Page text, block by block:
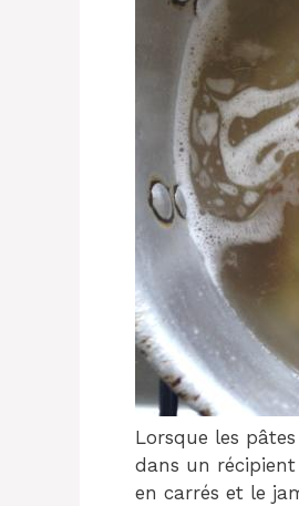
Lorsque les
dans un
en carrés et le